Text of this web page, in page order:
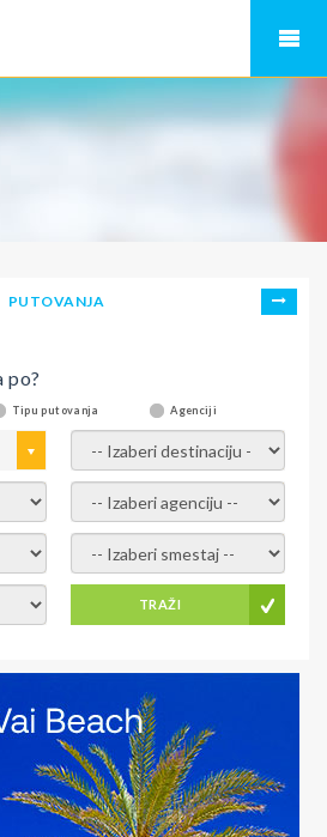
PUTOVANJA
po?
Tipu putovanja Agenciji
- izaberi destinaciju -
- izaberi agenciju -
- Izaberite smestaj -
TRAŽI